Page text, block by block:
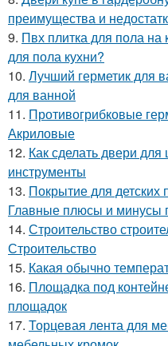
преимущества и
9. Пвх плитка для пола на
для пола кухни?
10. Лучший герметик для
для ванной
11. Противогрибковые
Акриловые
12. Как сделать двери
инструменты
13. Покрытие для детских
Главные плюсы и минусы
14. Строительство
Строительство
15. Какая обычно
16. Площадка под
площадок
17. Торцевая лента для